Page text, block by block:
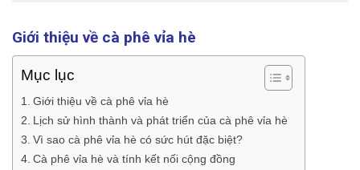
Giới thiệu về cà phê vỉa hè
Mục lục
Giới thiệu về cà phê vỉa hè
Lịch sử hình thành và phát triển của cà phê vỉa hè
Vì sao cà phê vỉa hè có sức hút đặc biệt?
Cà phê vỉa hè và tính kết nối cộng đồng